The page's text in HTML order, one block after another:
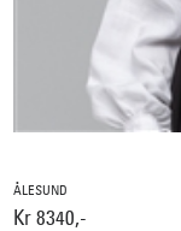
ÅLESUND
Kr 8340,-